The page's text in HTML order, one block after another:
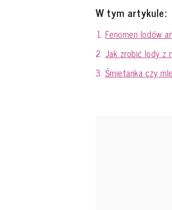
W tym artykule:
Fenomen lodów
Jak zrobić lody z
Śmietanka czy